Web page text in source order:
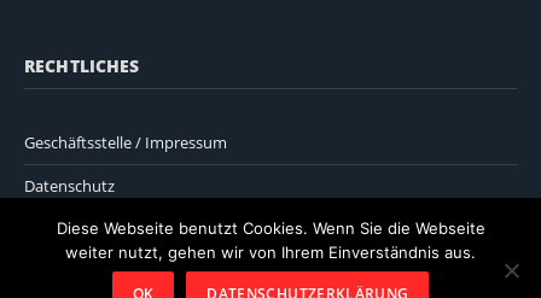
RECHTLICHES
Geschäftsstelle / Impressum
Datenschutz
Diese Webseite benutzt Cookies. Wenn Sie die Webseite
weiter nutzt, gehen wir von Ihrem Einverständnis aus.
OK DATENSCHUTZERKLÄRUNG